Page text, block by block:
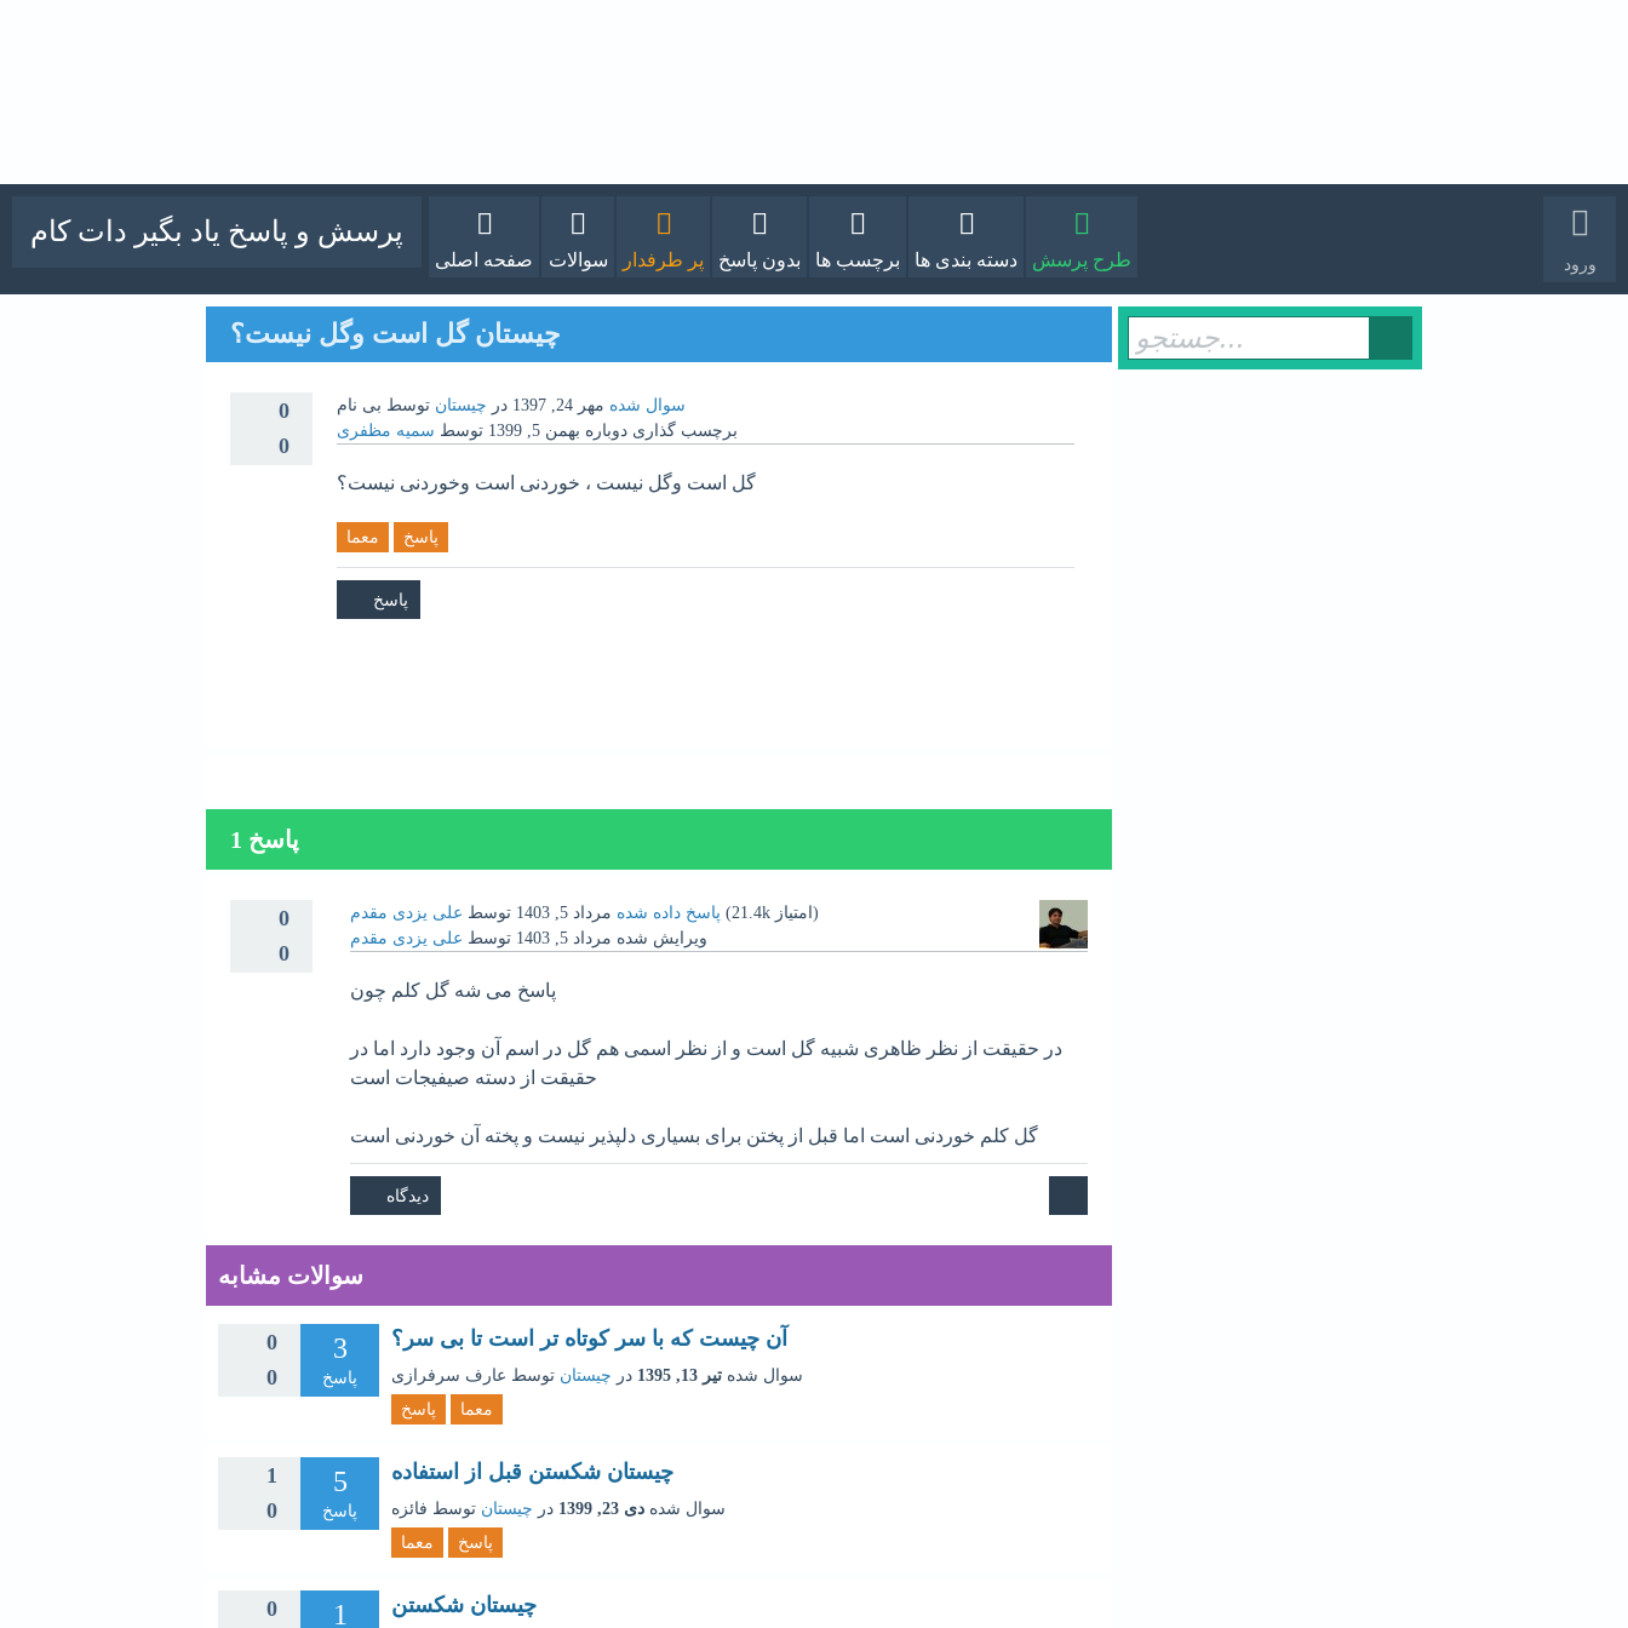
ورود
پرسش و پاسخ یاد بگیر دات کام
صفحه اصلی سوالات پر طرفدار بدون پاسخ برچسب ها دسته بندی ها طرح پرسش
چیستان گل است وگل نیست؟
0
0
سوال شده مهر 24, 1397 در چیستان توسط بی نام
برچسب گذاری دوباره بهمن 5, 1399 توسط سمیه مظفری
گل است وگل نیست ، خوردنی است وخوردنی نیست؟
معما پاسخ
1 پاسخ
0
0
پاسخ داده شده مرداد 5, 1403 توسط علی یزدی مقدم ( 21.4k
امتیاز)
ویرایش شده مرداد 5, 1403 توسط علی یزدی مقدم
پاسخ می شه گل کلم چون
در حقیقت از نظر ظاهری شبیه گل است و از نظر اسمی هم گل در اسم آن وجود دارد اما در
حقیقت از دسته صیفیجات است
گل کلم خوردنی است اما قبل از پختن برای بسیاری دلپذیر نیست و پخته آن خوردنی است
سوالات مشابه
0
0
3
پاسخ
آن چیست که با سر کوتاه تر است تا بی سر؟
سوال شده تیر 13, 1395 در چیستان توسط عارف سرفرازی
پاسخ
معما
1
0
5
پاسخ
چیستان شکستن قبل از استفاده
سوال شده دی 23, 1399 در چیستان توسط فائزه
معما
پاسخ
0 1 چیستان شکستن